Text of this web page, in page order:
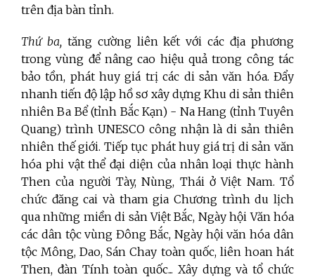
trên địa bàn tỉnh.
Thứ ba, tăng cường liên kết với các địa phương
trong vùng để nâng cao hiệu quả trong công tác
bảo tồn, phát huy giá trị các di sản văn hóa. Đẩy
nhanh tiến độ lập hồ sơ xây dựng Khu di sản thiên
nhiên Ba Bể (tỉnh Bắc Kạn) - Na Hang (tỉnh Tuyên
Quang) trình UNESCO công nhận là di sản thiên
nhiên thế giới. Tiếp tục phát huy giá trị di sản văn
hóa phi vật thể đại diện của nhân loại thực hành
Then của người Tày, Nùng, Thái ở Việt Nam. Tổ
chức đăng cai và tham gia Chương trình du lịch
qua những miền di sản Việt Bắc, Ngày hội Văn hóa
các dân tộc vùng Đông Bắc, Ngày hội văn hóa dân
tộc Mông, Dao, Sán Chay toàn quốc, liên hoan hát
Then, đàn Tính toàn quốc... Xây dựng và tổ chức